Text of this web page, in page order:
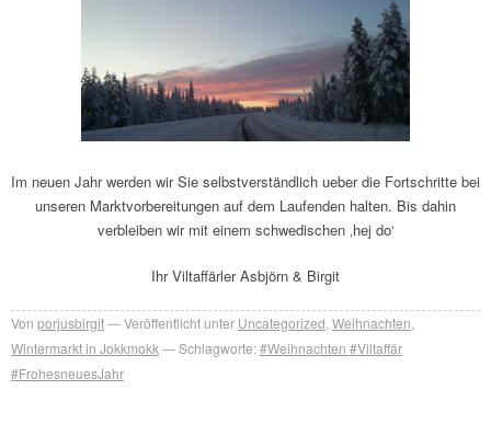
Im neuen Jahr werden wir Sie selbstverständlich ueber die Fortschritte bei
unseren Marktvorbereitungen auf dem Laufenden halten. Bis dahin
verbleiben wir mit einem schwedischen ‚hej do‘
Ihr Viltaffärler Asbjörn & Birgit
Von porjusbirgit Veröffentlicht unter Uncategorized Weihnachten
Wintermarkt in Jokkmokk
Schlagworte:#Weihnachten #Viltaffär
#FrohesneuesJahr